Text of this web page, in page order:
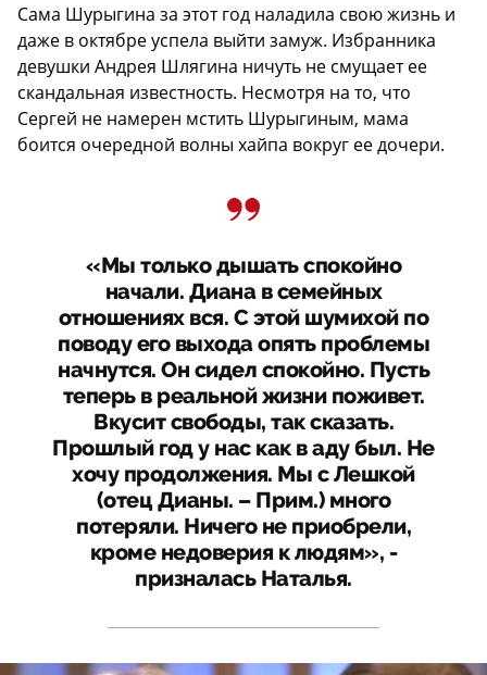
Сама Шурыгина за этот год наладила свою жизнь и
даже в октябре успела выйти замуж. Избранника
девушки Андрея Шлягина ничуть не смущает ее
скандальная известность. Несмотря на то, что
Сергей не намерен мстить Шурыгиным, мама
боится очередной волны хайпа вокруг ее дочери.
«Мы только дышать спокойно
начали. Диана в семейных
отношениях вся. С этой шумихой по
поводу его выхода опять проблемы
начнутся. Он сидел спокойно. Пусть
теперь в реальной жизни поживет.
Вкусит свободы, так сказать.
Прошлый год у нас как в аду был. Не
хочу продолжения. Мы с Лешкой
(отец Дианы. – Прим.) много
потеряли. Ничего не приобрели,
кроме недоверия к людям», -
призналась Наталья.